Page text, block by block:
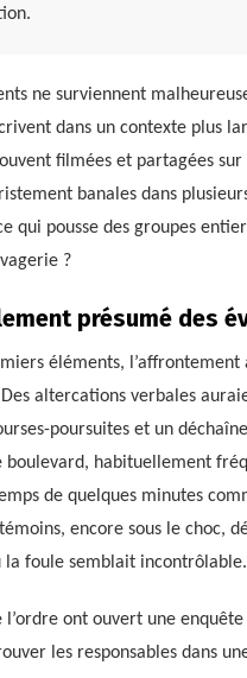
ne surviennent
dans un contexte plus
filmées et partagées sur
banales dans
qui pousse des groupes
?
présumé des
éléments,
altercations verbales
poursuites et un
boulevard, habituellement
de quelques minutes
encore sous le choc,
la foule semblait incontrôlable.
l’ordre ont ouvert une
les responsables dans